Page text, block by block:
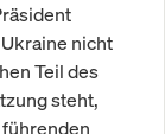
nicht
Teil des
steht,